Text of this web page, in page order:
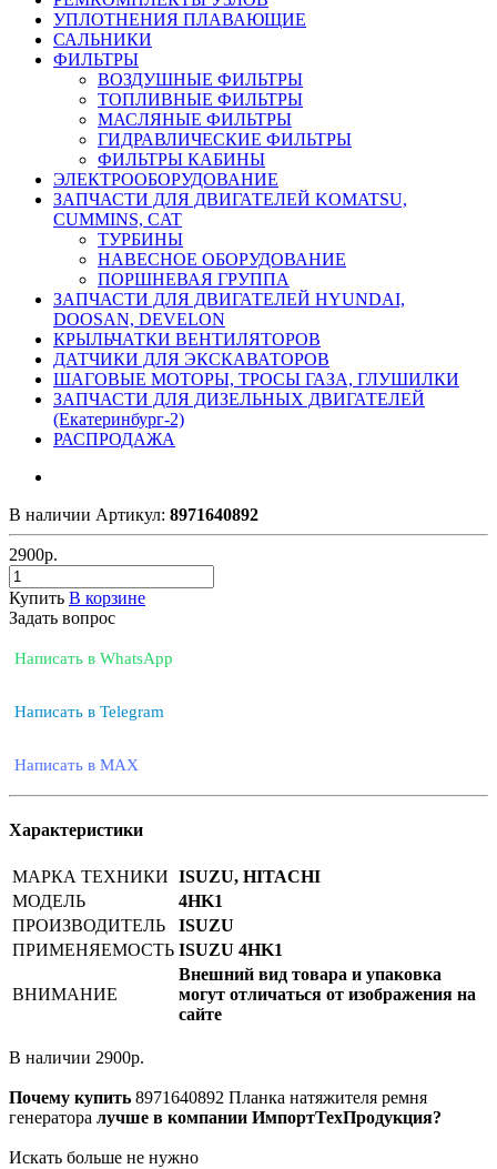
УПЛОТНЕНИЯ ПЛАВАЮЩИЕ
САЛЬНИКИ
ФИЛЬТРЫ
ВОЗДУШНЫЕ ФИЛЬТРЫ
ТОПЛИВНЫЕ ФИЛЬТРЫ
МАСЛЯНЫЕ ФИЛЬТРЫ
ГИДРАВЛИЧЕСКИЕ ФИЛЬТРЫ
ФИЛЬТРЫ КАБИНЫ
ЭЛЕКТРООБОРУДОВАНИЕ
ЗАПЧАСТИ ДЛЯ ДВИГАТЕЛЕЙ KOMATSU,
CUMMINS, CAT
ТУРБИНЫ
НАВЕСНОЕ ОБОРУДОВАНИЕ
ПОРШНЕВАЯ ГРУППА
ЗАПЧАСТИ ДЛЯ ДВИГАТЕЛЕЙ HYUNDAI,
DOOSAN, DEVELON
КРЫЛЬЧАТКИ ВЕНТИЛЯТОРОВ
ДАТЧИКИ ДЛЯ ЭКСКАВАТОРОВ
ШАГОВЫЕ МОТОРЫ, ТРОСЫ ГАЗА, ГЛУШИЛКИ
ЗАПЧАСТИ ДЛЯ ДИЗЕЛЬНЫХ ДВИГАТЕЛЕЙ
(Екатеринбург-2)
РАСПРОДАЖА
В наличии Артикул: 8971640892
2900р.
Купить В корзине
Задать вопрос
Написать в WhatsApp
Написать в Telegram
Написать в MAX
Характеристики
МАРКА ТЕХНИКИ ISUZU, HITACHI
МОДЕЛЬ
4HK1
ПРОИЗВОДИТЕЛЬ
ISUZU
ПРИМЕНЯЕМОСТЬ ISUZU 4HK1
ВНИМАНИЕ
Внешний вид товара и упаковка
могут отличаться от изображения на
сайте
В наличии 2900р.
Почему купить 8971640892 Планка натяжителя ремня
генератора лучше в компании ИмпортТехПродукция?
Искать больше не нужно